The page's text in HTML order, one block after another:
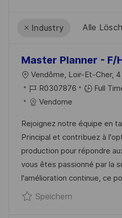
Industry Alle
results
updated
result
found
Master Planner - F/
O Vendôme, Loir-Et-Cher,
J
O
-
I
D
R0307876 Full
Vendome
Rejoignez notre équipe en
Principal et contribuez à
production pour répondre
vous êtes passionné par la
l'amélioration continue, ce
SpeichernSpeichern